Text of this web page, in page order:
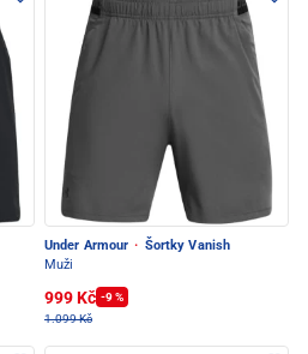
Under Armour · Šortky Vanish
Muži
999 Kč -9 %
1.099 Kč